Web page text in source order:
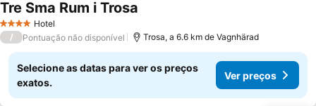
4 EstrelasHotel
Tre Sma Rum i Trosa
/ Pontuação não disponível Trosa, a 6.6 km de Vagnhärad
Selecione as datas para ver os preços
exatos.
Ver preços